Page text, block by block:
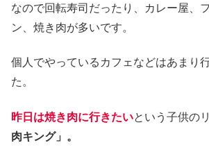
なので回転寿司だったり、カレー屋、
ン、焼き肉が多いです。
個人でやっているカフェなどはあまり
た。
昨日は焼き肉に行きたいという子供の
肉キング」。